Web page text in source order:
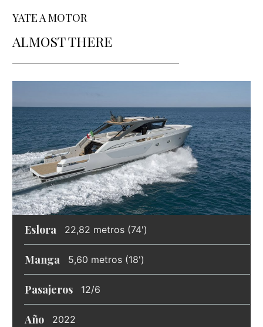
YATE A MOTOR
ALMOST THERE
Eslora 22,82 metros (74')
Manga 5,60 metros (18')
Pasajeros 12/6
Año 2022